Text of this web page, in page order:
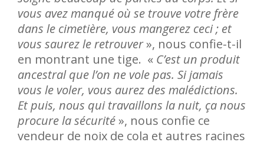
vous avez manqué où se trouve votre frère
dans le cimetière, vous mangerez ceci ; et
vous saurez le retrouver», nous confie-t-il
en montrant une tige. « C’est un produit
ancestral que l’on ne vole pas. Si jamais
vous le voler, vous aurez des malédictions.
Et puis, nous qui travaillons la nuit, ça nous
procure la sécurité», nous confie ce
vendeur de noix de cola et autres racines